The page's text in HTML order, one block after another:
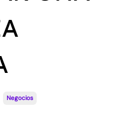
Negocios